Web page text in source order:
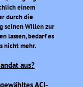
einem
durch die
seinen Willen zur
lassen, bedarf es
nicht mehr.
aus?
ACI-